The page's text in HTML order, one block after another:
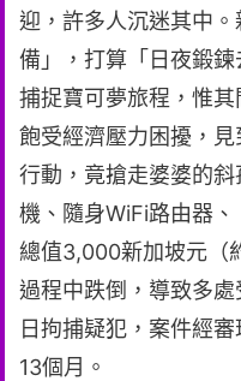
迎，許多人沉迷其中
備」，打算「日夜鍛
捕捉寶可夢旅程，惟其
飽受經濟壓力困擾，
行動，竟搶走婆婆的
機、隨身WiFi路由器
總值3,000新加坡元（
過程中跌倒，導致多
日拘捕疑犯，案件經
13個月。